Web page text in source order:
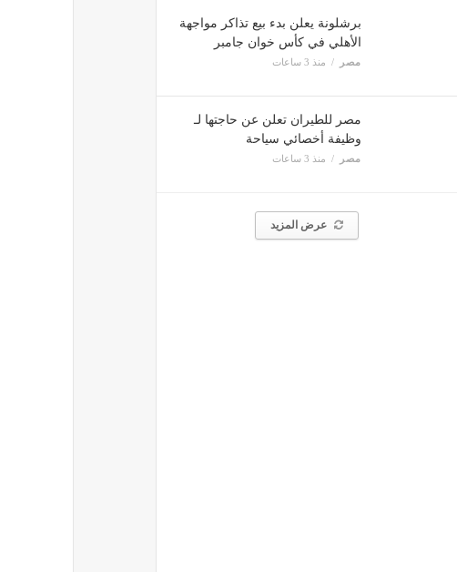
برشلونة يعلن بدء بيع تذاكر مواجهة
الأهلي في كأس خوان جامبر
مصر منذ 3 ساعات
مصر للطيران تعلن عن حاجتها لـ
وظيفة أخصائي سياحة
مصر منذ 3 ساعات
عرض المزيد